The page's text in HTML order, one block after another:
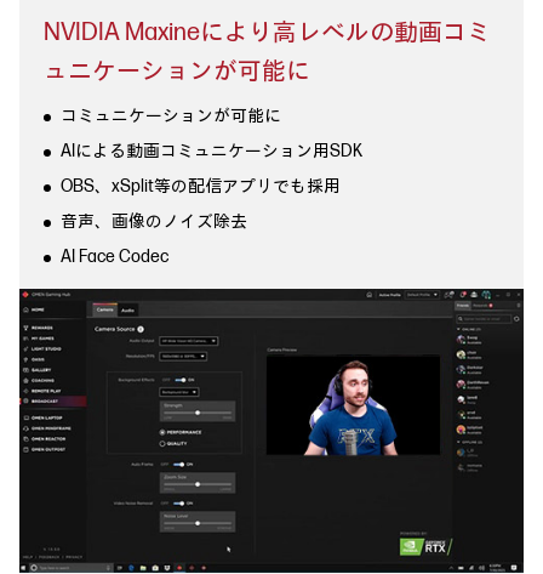
NVIDIA Maxineにより高レベルの動画コミ
ュニケーションが可能に
コミュニケーションが可能に
AIによる動画コミュニケーション用SDK
OBS、xSplit等の配信アプリでも採用
音声、画像のノイズ除去
AI Face Codec